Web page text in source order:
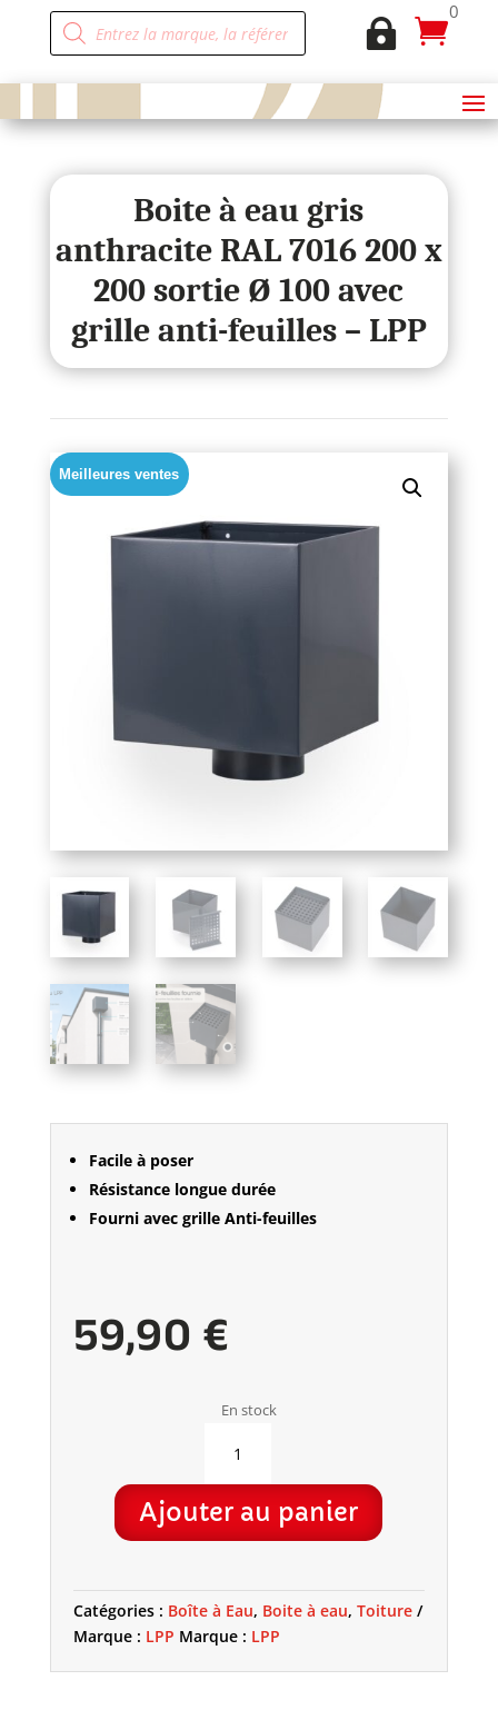
Recherche
de
produits  
0
Boite à eau gris
anthracite RAL 7016 200 x
200 sortie Ø 100 avec
grille anti-feuilles – LPP
Meilleures ventes
Facile à poser
Résistance longue durée
Fourni avec grille Anti-feuilles
59,90 €
En stock
BOITE
À
EAU
ANTHRACITE
RAL
7016
Ajouter au panier
Catégories : Boîte à Eau, Boite à eau, Toiture
Marque : LPP Marque : LPP